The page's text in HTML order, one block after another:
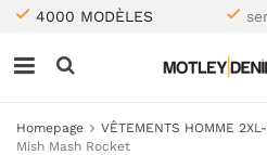
4000 MODÈLES
Homepage VÊTEMENTS HOMME
Mish Mash Rocket